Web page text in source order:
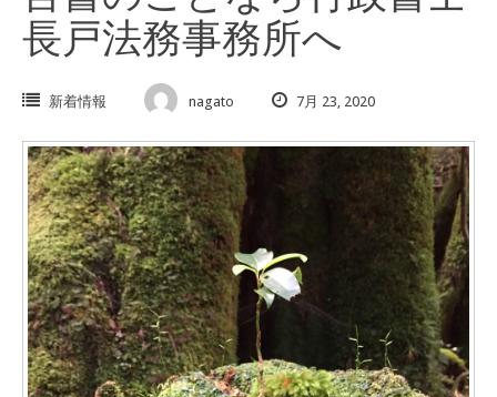
長戸法務事務所へ
新着情報 nagato 7月 23, 2020